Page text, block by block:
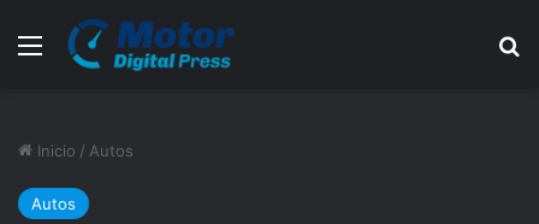
Menú
Inicio / Autos
Autos